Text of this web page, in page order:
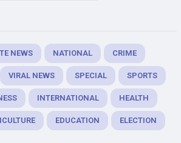
NEWS NATIONAL CRIME
VIRAL NEWS SPECIAL SPORTS
INTERNATIONAL HEALTH
EDUCATION ELECTION